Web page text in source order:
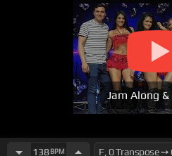
Jam Along &
138BPM